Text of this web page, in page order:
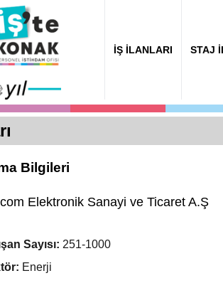
İŞ İLANLARI STAJ
Bilgileri
Elektronik Sanayi ve Ticaret A.Ş
Sayısı: 251-1000
Enerji